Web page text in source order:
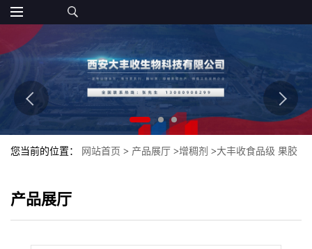
您当前的位置： 网站首页 > 产品展厅 >增稠剂 >大丰收食品级 果胶
产品展厅